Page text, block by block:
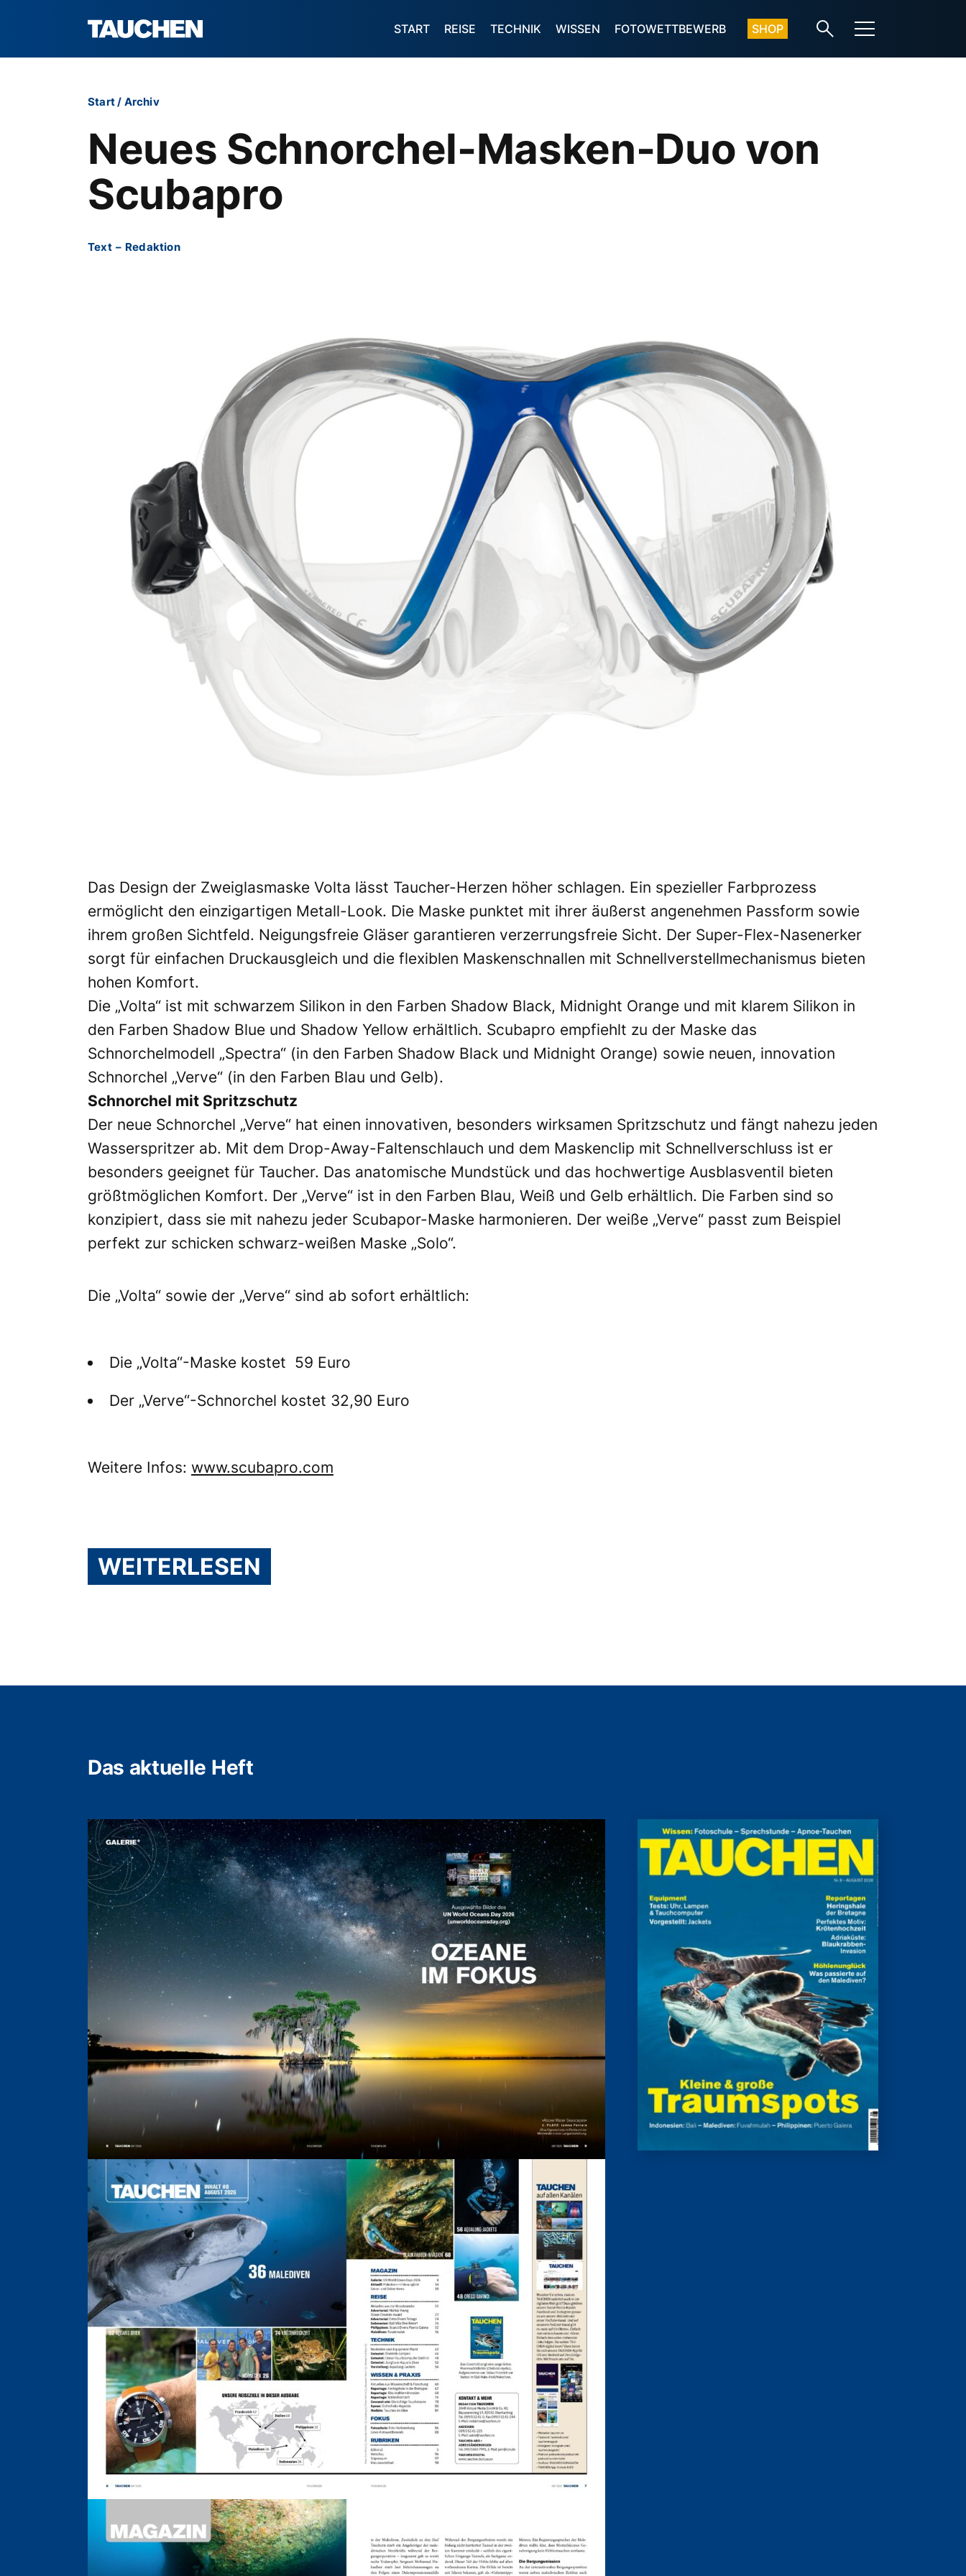
START REISE TECHNIK WISSEN FOTOWETTBEWERB SHOP
Start/ Archiv
Neues Schnorchel-Masken-Duo von
Scubapro
Text – Redaktion
Das Design der Zweiglasmaske Volta lässt Taucher-Herzen höher schlagen. Ein spezieller Farbprozess
ermöglicht den einzigartigen Metall-Look. Die Maske punktet mit ihrer äußerst angenehmen Passform sowie
ihrem großen Sichtfeld. Neigungsfreie Gläser garantieren verzerrungsfreie Sicht. Der Super-Flex-Nasenerker
sorgt für einfachen Druckausgleich und die flexiblen Maskenschnallen mit Schnellverstellmechanismus bieten
hohen Komfort.
Die „Volta“ ist mit schwarzem Silikon in den Farben Shadow Black, Midnight Orange und mit klarem Silikon in
den Farben Shadow Blue und Shadow Yellow erhältlich. Scubapro empfiehlt zu der Maske das
Schnorchelmodell „Spectra“ (in den Farben Shadow Black und Midnight Orange) sowie neuen, innovation
Schnorchel „Verve“ (in den Farben Blau und Gelb).
Schnorchel mit Spritzschutz
Der neue Schnorchel „Verve“ hat einen innovativen, besonders wirksamen Spritzschutz und fängt nahezu jeden
Wasserspritzer ab. Mit dem Drop-Away-Faltenschlauch und dem Maskenclip mit Schnellverschluss ist er
besonders geeignet für Taucher. Das anatomische Mundstück und das hochwertige Ausblasventil bieten
größtmöglichen Komfort. Der „Verve“ ist in den Farben Blau, Weiß und Gelb erhältlich. Die Farben sind so
konzipiert, dass sie mit nahezu jeder Scubapor-Maske harmonieren. Der weiße „Verve“ passt zum Beispiel
perfekt zur schicken schwarz-weißen Maske „Solo“.
Die „Volta“ sowie der „Verve“ sind ab sofort erhältlich:
Die „Volta“-Maske kostet 59 Euro
Der „Verve“-Schnorchel kostet 32,90 Euro
Weitere Infos: www.scubapro.com
WEITERLESEN
Das aktuelle Heft